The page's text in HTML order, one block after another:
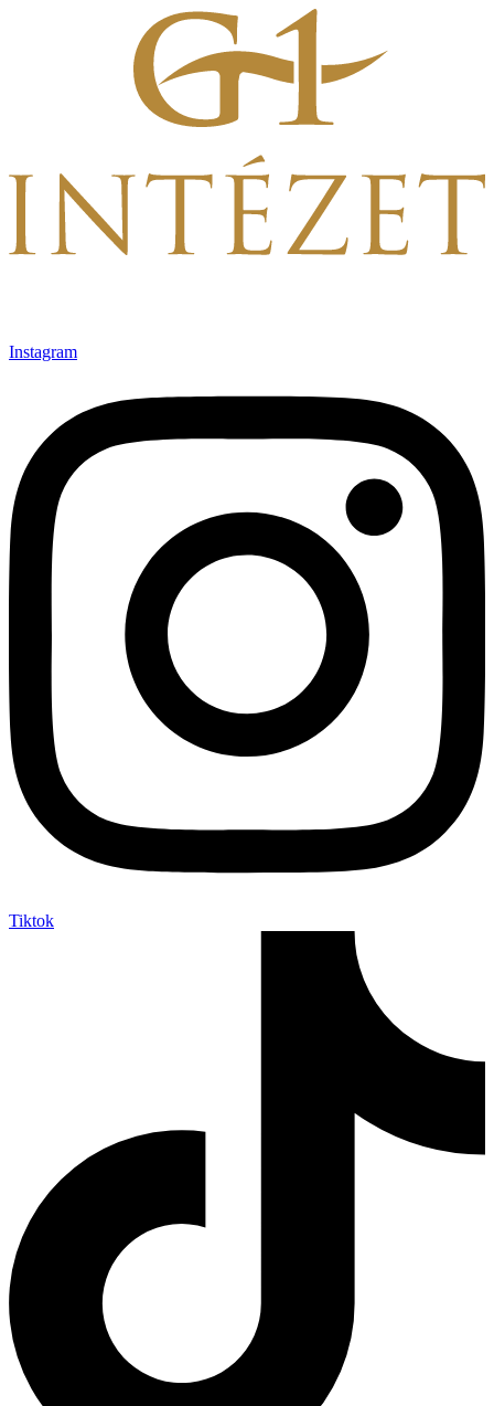
Instagram
Tiktok